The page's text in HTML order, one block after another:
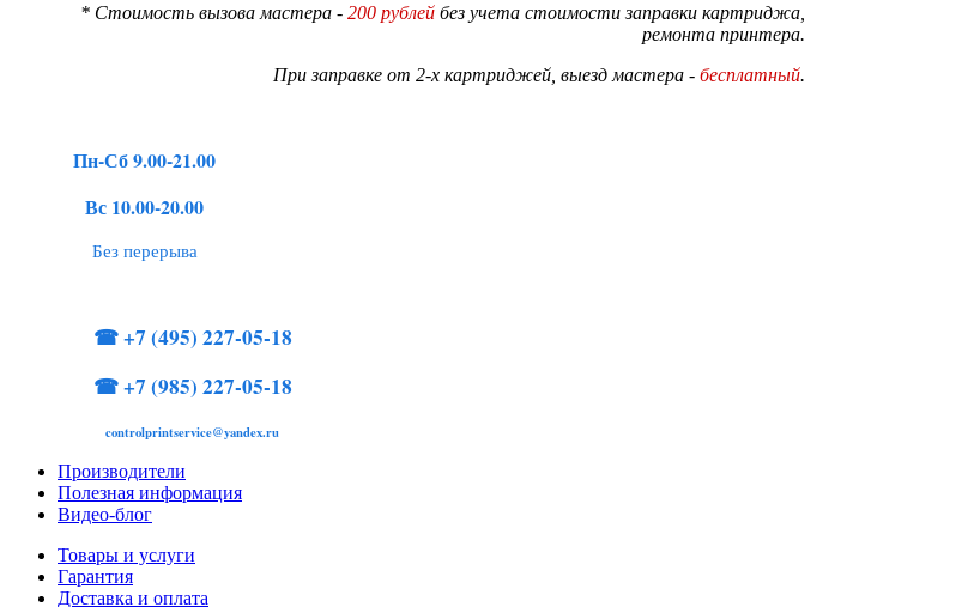
* Стоимость вызова мастера - 200 рублей без учета стоимости заправки картриджа,
ремонта принтера.
При заправке от 2-х картриджей, выезд мастера - бесплатный.
Пн-Сб 9.00-21.00
Вс 10.00-20.00
Без перерыва
☎+7 (495) 227-05-18
☎+7 (985) 227-05-18
controlprintservice@yandex.ru
Производители
Полезная информация
Видео-блог
Товары и услуги
Гарантия
Доставка и оплата